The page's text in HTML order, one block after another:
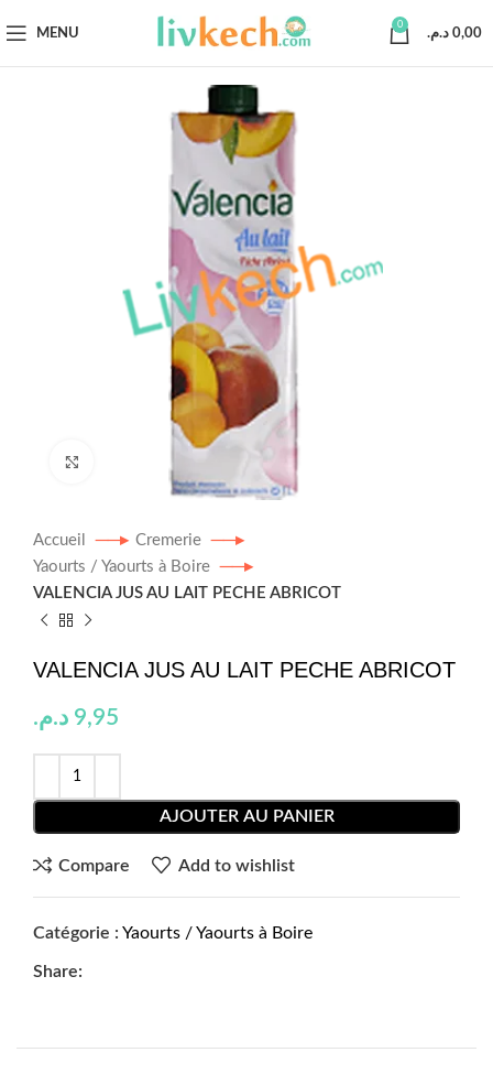
MENU
0
0,00 د.م.
Accueil
Cremerie
Yaourts / Yaourts à Boire
VALENCIA JUS AU LAIT PECHE ABRICOT
VALENCIA JUS AU LAIT PECHE ABRICOT
9,95 د.م.
AJOUTER AU PANIER
Compare Add to wishlist
Catégorie : Yaourts / Yaourts à Boire
Share: